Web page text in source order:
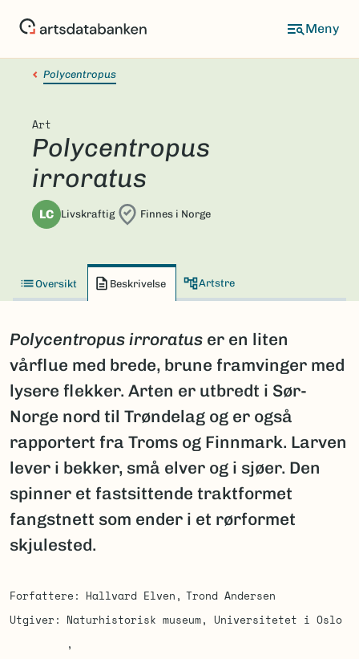
Polycentropus
Art
Polycentropus
irroratus
LC Livskraftig Finnes i Norge
Oversikt Beskrivelse Artstre
Polycentropus irroratus er en liten
vårflue med brede, brune framvinger med
lysere flekker. Arten er utbredt i Sør-
Norge nord til Trøndelag og er også
rapportert fra Troms og Finnmark. Larven
lever i bekker, små elver og i sjøer. Den
spinner et fastsittende traktformet
fangstnett som ender i et rørformet
skjulested.
Forfattere Hallvard Elven
Trond Andersen
Utgiver
Naturhistorisk museum, Universitetet i Oslo